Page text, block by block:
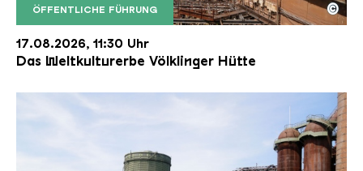
ÖFFENTLICHE FÜHRUNG
Der Erzschrägaufzug der Völklinger Hütte mit
Copyright: Weltkulturerbe Völklinger Hütte | Karl
©
17.08.2026, 11:30 Uhr
Das Weltkulturerbe Völklinger Hütte